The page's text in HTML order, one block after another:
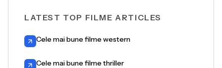
LATEST TOP FILME ARTICLES
Cele mai bune filme western
Cele mai bune filme thriller